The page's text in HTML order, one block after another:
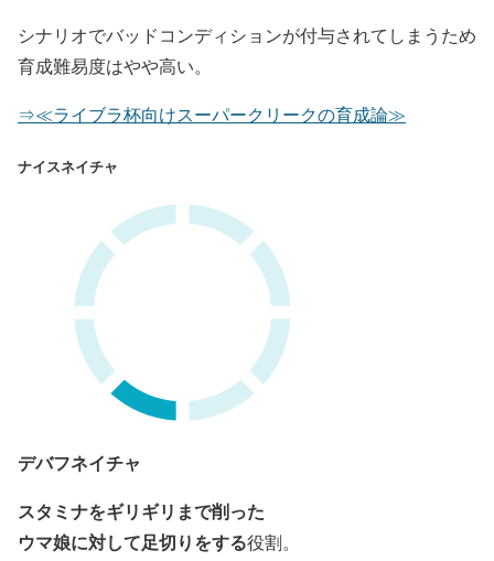
シナリオでバッドコンディションが付与されてしまうため
育成難易度はやや高い。
⇒≪ライブラ杯向けスーパークリークの育成論≫
ナイスネイチャ
デバフネイチャ
スタミナをギリギリまで削った
ウマ娘に対して足切りをする役割。